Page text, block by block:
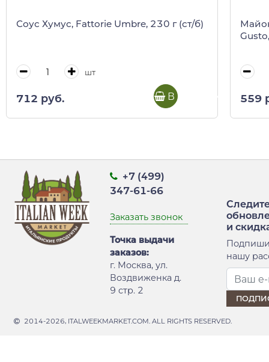
Соус Хумус, Fattorie Umbre, 230 г (ст/б)
шт
712 руб. В корзину 559
+7 (499)
347-61-66
Заказать звонок
Точка выдачи
заказов:
г. Москва, ул.
Воздвиженка д.
9 стр. 2
и
нашу
2014-2026, ITALWEEKMARKET.COM. ALL RIGHTS RESERVED.